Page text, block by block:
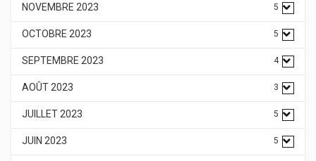
NOVEMBRE 2023 5
OCTOBRE 2023 5
SEPTEMBRE 2023 4
AOÛT 2023 3
JUILLET 2023 5
JUIN 2023 5